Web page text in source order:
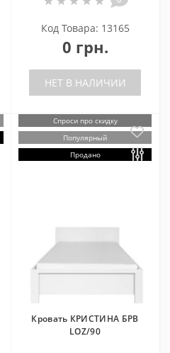
Код Товара: 13165
0 грн.
НЕТ В НАЛИЧИИ
Спроси про скидку
Популярный
Продано
Кровать КРИСТИНА БРВ
LOZ/90